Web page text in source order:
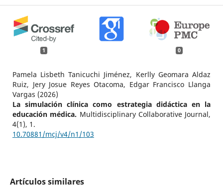
1 0
Pamela Lisbeth Tanicuchi Jiménez, Kerlly Geomara Aldaz
Ruiz, Jery Josue Reyes Otacoma, Edgar Francisco Llanga
Vargas (2026)
La simulación clínica como estrategia didáctica en la
educación médica. Multidisciplinary Collaborative Journal,
4(1), 1.
10.70881/mcj/v4/n1/103
Artículos similares